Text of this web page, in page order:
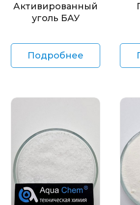
Активированный
уголь БАУ
Подробнее